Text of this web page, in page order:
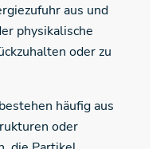
aus und
physikalische
oder zu
häufig aus
oder